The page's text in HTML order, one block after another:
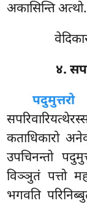
अकासिन्ति
४.
कताधिकारो
उपचिनन्तो
विञ्ञुतं पत्तो
भगवति